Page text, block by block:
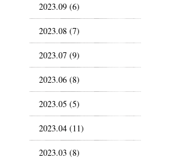
2023.09 (6)
2023.08 (7)
2023.07 (9)
2023.06 (8)
2023.05 (5)
2023.04 (11)
2023.03 (8)